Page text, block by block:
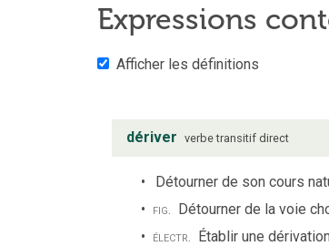
Expressions
Afficher les définitions
dériver verbe transitif direct
Détourner de son cours
fig. Détourner de la voie
électr. Établir une